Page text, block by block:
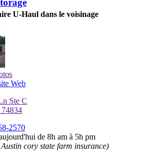
U-Haul dans le voisinage
Web
Ste C
2570
de 8h am à 5h pm
cory state farm insurance)